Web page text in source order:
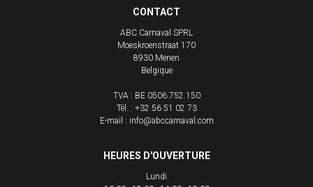
CONTACT
ABC Carnaval SPRL
Moeskroenstraat 170
8930 Menen
Belgique
TVA : BE 0506.752.150
Tél. : +32 56 51 02 73
E-mail : info@abccarnaval.com
HEURES D'OUVERTURE
Lundi